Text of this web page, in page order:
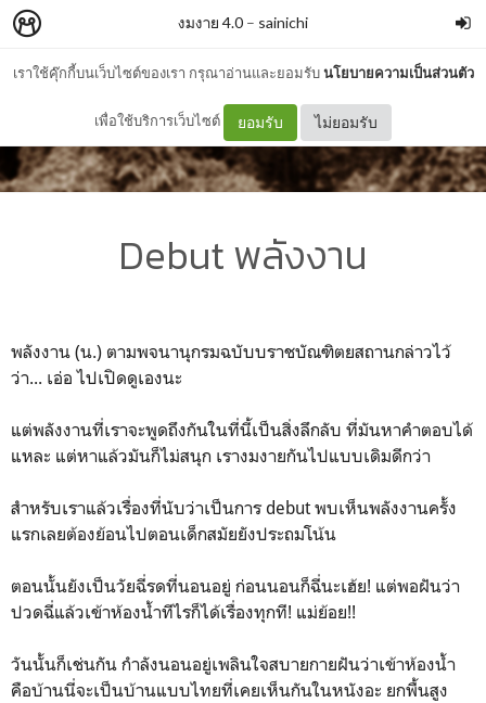
เราใช้คุ๊กกี้บนเว็บไซต์ของเรา กรุณาอ่านและยอมรับนโยบายความเป็นส่วนตัว
เพื่อใช้บริการเว็บไซต์ ยอมรับ ไม่ยอมรับ
งมงาย 4.0 – sainichi
Debut พลังงาน
พลังงาน (น.) ตามพจนานุกรมฉบับบราชบัณฑิตยสถานกล่าวไว้
ว่า... เอ่อ ไปเปิดดูเองนะ
แต่พลังงานที่เราจะพูดถึงกันในที่นี้เป็นสิ่งลึกลับ ที่มันหาคำตอบได้
แหละ แต่หาแล้วมันก็ไม่สนุก เรางมงายกันไปแบบเดิมดีกว่า
สำหรับเราแล้วเรื่องที่นับว่าเป็นการ debut พบเห็นพลังงานครั้ง
แรกเลยต้องย้อนไปตอนเด็กสมัยยังประถมโน้น
ตอนนั้นยังเป็นวัยฉี่รดที่นอนอยู่ ก่อนนอนก็ฉี่นะเฮ้ย! แต่พอฝันว่า
ปวดฉี่แล้วเข้าห้องน้ำทีไรก็ได้เรื่องทุกที! แม่ย้อย!!
วันนั้นก็เช่นกัน กำลังนอนอยู่เพลินใจสบายกายฝันว่าเข้าห้องน้ำ
คือบ้านนี่จะเป็นบ้านแบบไทยที่เคยเห็นกันในหนังอะ ยกพื้นสูง